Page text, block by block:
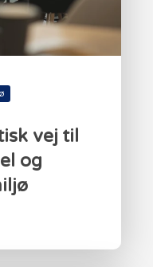
vej til
og